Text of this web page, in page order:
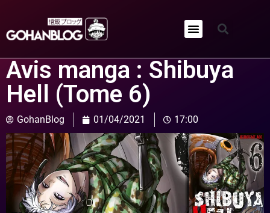
Avis manga : Shibuya
Hell (Tome 6)
GohanBlog 01/04/2021 17:00